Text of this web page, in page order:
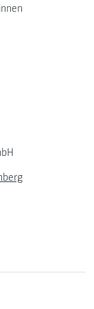
JOANNEUM Logo